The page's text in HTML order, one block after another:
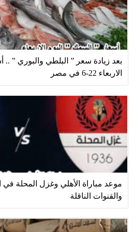
بعد زيادة سعر ” البلطي والبوري ” ..
الاربعاء 22-6 في مصر
موعد مباراة الأهلي وغزل المحلة
والقنوات الناقلة